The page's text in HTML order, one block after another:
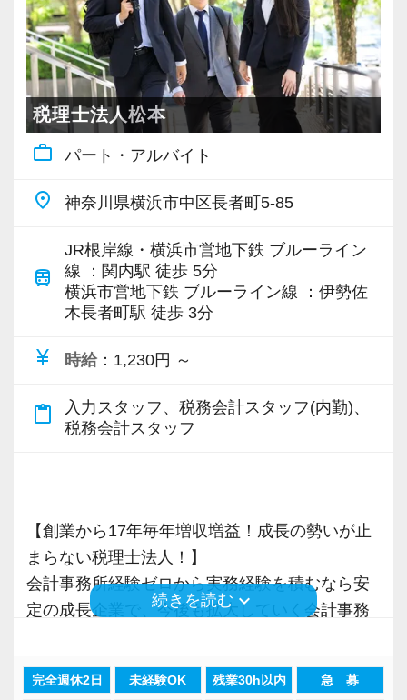
税理士法人松本
work_outline パート・アルバイト
place 神奈川県横浜市中区長者町5-85
train
JR根岸線・横浜市営地下鉄 ブルーライン
線 ：関内駅 徒歩 5分
横浜市営地下鉄 ブルーライン線 ：伊勢佐
木長者町駅 徒歩 3分
currency_yen 時給 ：1,230円 ～
content_paste
入力スタッフ、税務会計スタッフ(内勤)、
税務会計スタッフ
【創業から17年毎年増収増益！成長の勢いが止
まらない税理士法人！】
会計事務所経験ゼロから実務経験を積むなら安
定の成長企業で、今後も拡大していく会計事務
現在当社では「渋谷」「新宿」「錦糸町」
続きを読む keyboard_arrow_down
完全週休2日 未経験OK 残業30h以内 急 募